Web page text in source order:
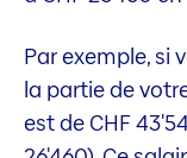
Par exemple, si
la partie de
est de CHF